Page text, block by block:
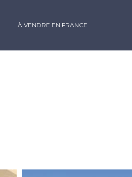
À VENDRE EN FRANCE